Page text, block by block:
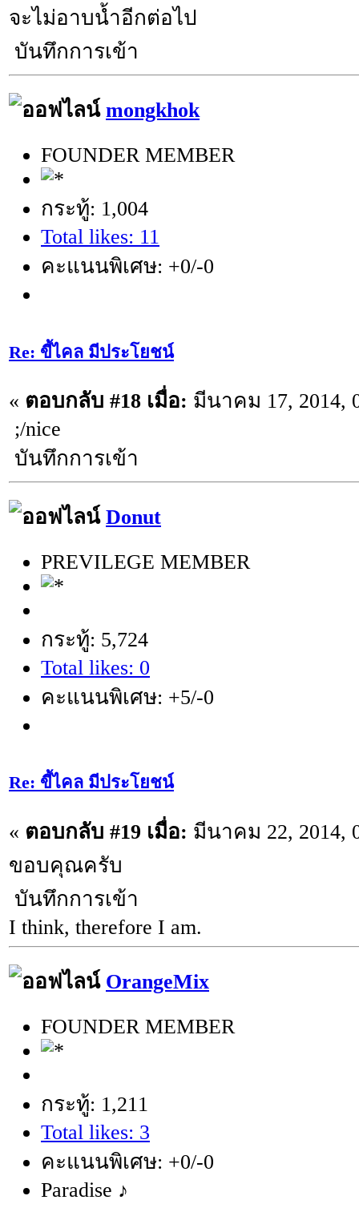
จะไม่อาบน้ำอีกต่อไป
บันทึกการเข้า
mongkhok
FOUNDER MEMBER
กระทู้: 1,004
Total likes: 11
คะแนนพิเศษ: +0/-0
Re: ขี้ไคล มีประโยชน์
« ตอบกลับ #18 เมื่อ: มีนาคม 17, 2014,
;/nice
บันทึกการเข้า
Donut
PREVILEGE MEMBER
กระทู้: 5,724
Total likes: 0
คะแนนพิเศษ: +5/-0
Re: ขี้ไคล มีประโยชน์
« ตอบกลับ #19 เมื่อ: มีนาคม 22, 2014,
ขอบคุณครับ
บันทึกการเข้า
I think, therefore I am.
OrangeMix
FOUNDER MEMBER
กระทู้: 1,211
Total likes: 3
คะแนนพิเศษ: +0/-0
Paradise ♪